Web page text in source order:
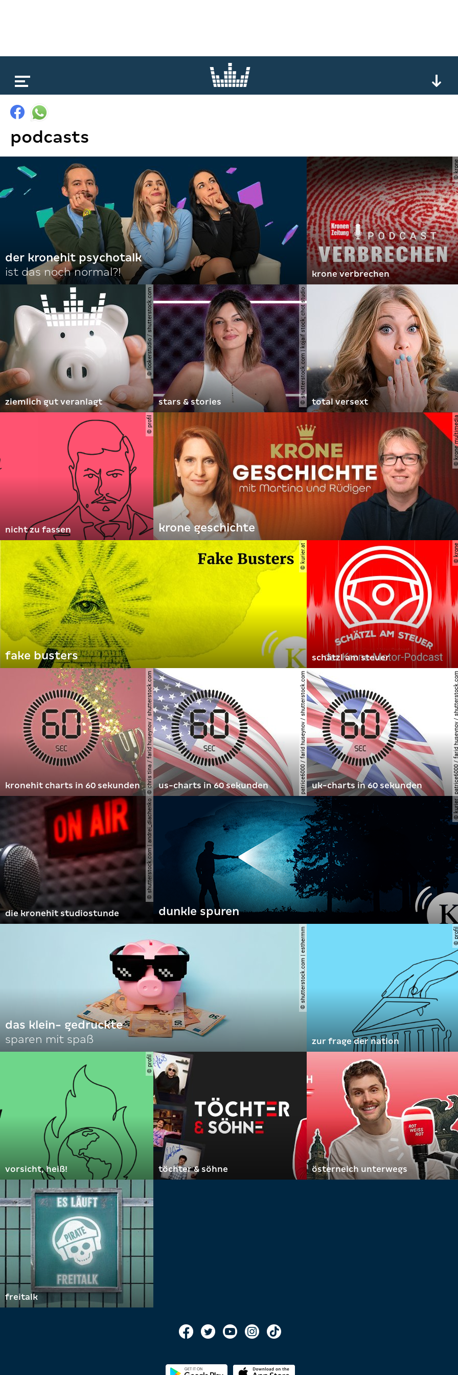
podcasts
der kronehit psychotalk
ist das noch normal?!
©
krone verbrechen
© lookerstudio / shutterstock.com
ziemlich gut veranlagt © shutterstock.com | kojaif stock; chot studio
stars & stories total versext
© profil
nicht zu fassen
© krone
krone geschichte
© kurier.at
fake busters
©
schätzl am steuer
© chris tina / farid huseynov / shutterstock.com
kronehit charts in 60 sekunden © patrice6000 / farid huseynov / shutterstock.com
us-charts in 60 sekunden © patrice6000 / farid
uk-charts in 60 sekunden
© shutterstock.com | andrei_diachenko
die kronehit studiostunde
©
dunkle spuren
© shutterstock.com | esthermm
das klein- gedruckte
sparen mit spaß
©
zur frage der nation
© profil
vorsicht, heiß! töchter & söhne österneich unterwegs
freitalk